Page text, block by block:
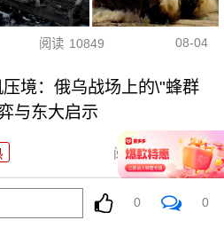
阅读 10849 08-04
压境：俄乌战场上的\"蜂群
与东大启示
阅读 8224
脚刹车，把全世界都晃吐了
0 0